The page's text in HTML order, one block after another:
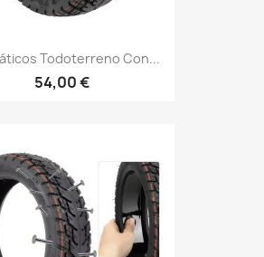
Todoterreno Con...
54,00 €